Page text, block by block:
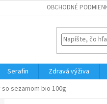
OBCHODNÉ
Serafin Zdravá výživa
sezamom bio 100g